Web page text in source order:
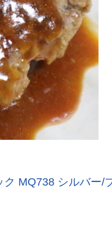
MQ738 シルバー/